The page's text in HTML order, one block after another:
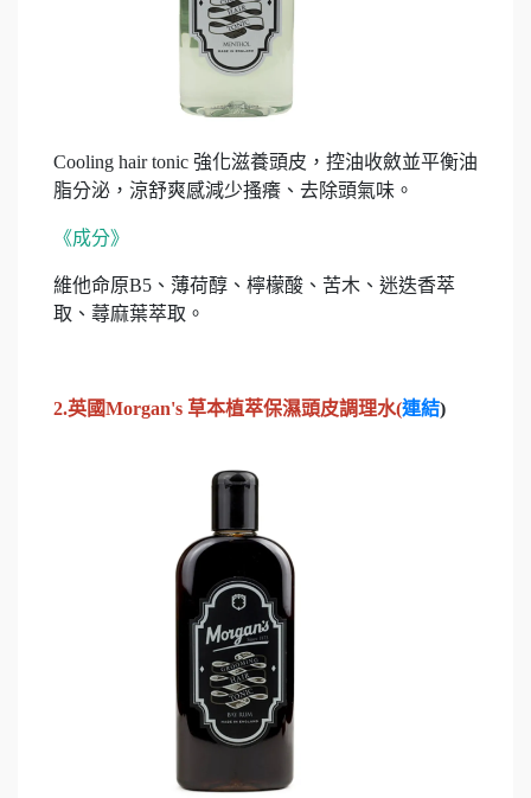
Cooling hair tonic 強化滋養頭皮，控油收斂並平衡油
脂分泌，涼舒爽感減少搔癢、去除頭氣味。
《成分》
維他命原B5、薄荷醇、檸檬酸、苦木、迷迭香萃
取、蕁麻葉萃取。
2.英國Morgan's 草本植萃保濕頭皮調理水(連結)